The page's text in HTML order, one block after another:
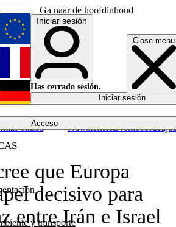
Ga naar de hoofdinhoud
Close menu
Acceso
y transporte
Política NewslettersEventosTrabajos
English
Français
Iniciar sesión
Has cerrado sesión.
Iniciar sesión
que Europa
decisivo para
entre Irán e Israel